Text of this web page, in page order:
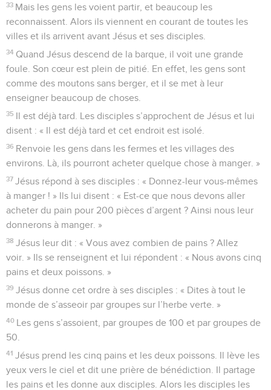
33 Mais les gens les voient partir, et beaucoup les
reconnaissent. Alors ils viennent en courant de toutes les
villes et ils arrivent avant Jésus et ses disciples.
34 Quand Jésus descend de la barque, il voit une grande
foule. Son cœur est plein de pitié. En effet, les gens sont
comme des moutons sans berger, et il se met à leur
enseigner beaucoup de choses.
35 Il est déjà tard. Les disciples s’approchent de Jésus et lui
disent : « Il est déjà tard et cet endroit est isolé.
36 Renvoie les gens dans les fermes et les villages des
environs. Là, ils pourront acheter quelque chose à manger. »
37 Jésus répond à ses disciples : « Donnez-leur vous-mêmes
à manger ! » Ils lui disent : « Est-ce que nous devons aller
acheter du pain pour 200 pièces d’argent ? Ainsi nous leur
donnerons à manger. »
38 Jésus leur dit : « Vous avez combien de pains ? Allez
voir. » Ils se renseignent et lui répondent : « Nous avons cinq
pains et deux poissons. »
39 Jésus donne cet ordre à ses disciples : « Dites à tout le
monde de s’asseoir par groupes sur l’herbe verte. »
40 Les gens s’assoient, par groupes de 100 et par groupes de
50.
41 Jésus prend les cinq pains et les deux poissons. Il lève les
yeux vers le ciel et dit une prière de bénédiction. Il partage
les pains et les donne aux disciples. Alors les disciples les